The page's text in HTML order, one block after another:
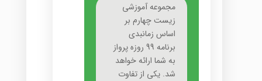
مجموعه آموزشی
زیست چهارم بر
اساس زمانبدی
برنامه 99 روزه پرواز
به شما ارائه خواهد
شد. یکی از تفاوت